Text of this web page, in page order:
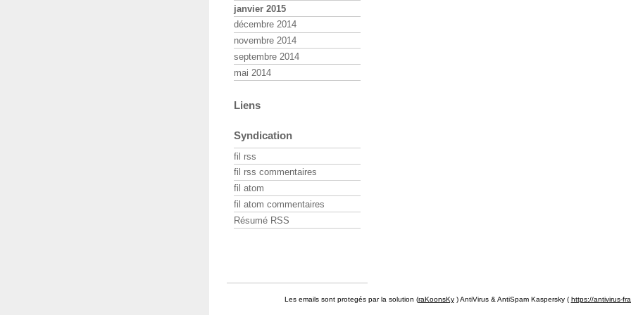
janvier 2015
décembre 2014
novembre 2014
septembre 2014
mai 2014
Liens
Syndication
fil rss
fil rss commentaires
fil atom
fil atom commentaires
Résumé RSS
Les emails sont protegés par la solution (raKoonsKy) AntiVirus & AntiSpam Kaspersky ( https://antivirus-